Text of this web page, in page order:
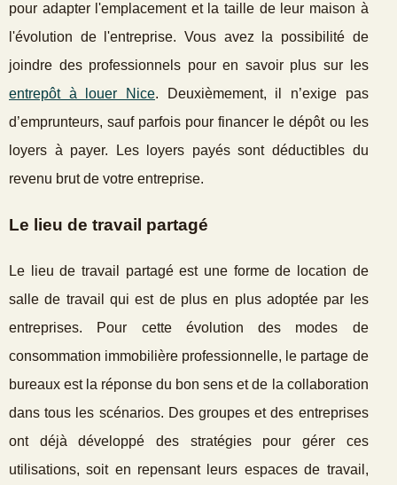
pour adapter l'emplacement et la taille de leur maison à
l'évolution de l'entreprise. Vous avez la possibilité de
joindre des professionnels pour en savoir plus sur les
entrepôt à louer Nice. Deuxièmement, il n’exige pas
d’emprunteurs, sauf parfois pour financer le dépôt ou les
loyers à payer. Les loyers payés sont déductibles du
revenu brut de votre entreprise.
Le lieu de travail partagé
Le lieu de travail partagé est une forme de location de
salle de travail qui est de plus en plus adoptée par les
entreprises. Pour cette évolution des modes de
consommation immobilière professionnelle, le partage de
bureaux est la réponse du bon sens et de la collaboration
dans tous les scénarios. Des groupes et des entreprises
ont déjà développé des stratégies pour gérer ces
utilisations, soit en repensant leurs espaces de travail,